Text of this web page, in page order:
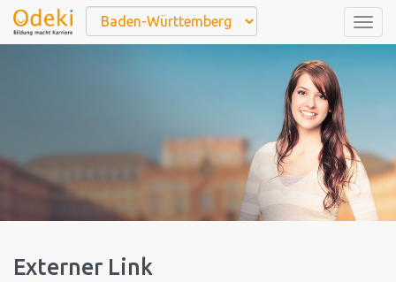
Externer Link